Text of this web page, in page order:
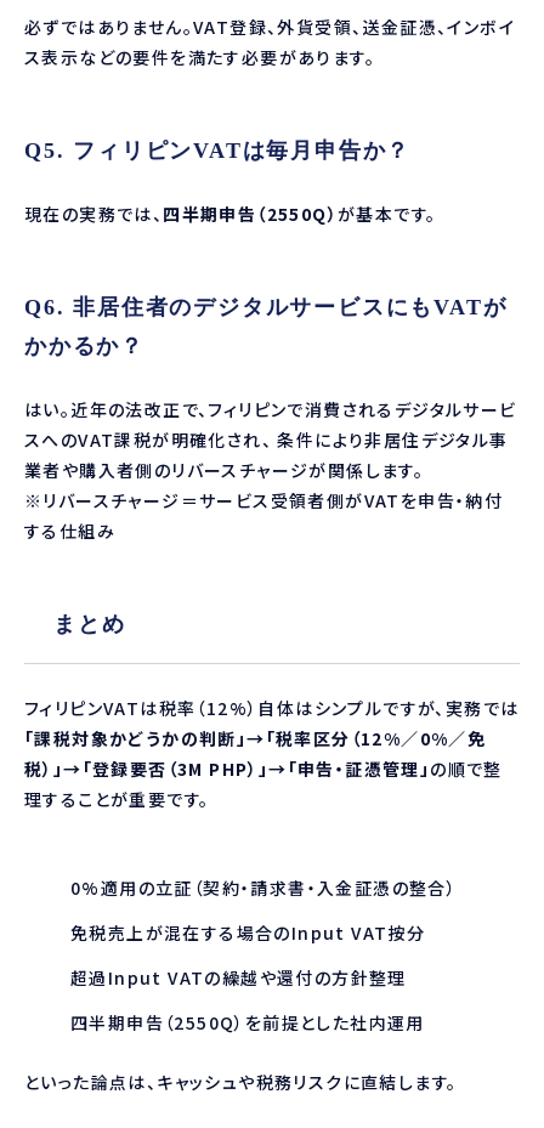
必ずではありません。VAT登録、外貨受領、送金証憑、インボイ
ス表示などの要件を満たす必要があります。
Q5. フィリピンVATは毎月申告か？
現在の実務では、 四半期申告（2550Q）が基本です。
Q6. 非居住者のデジタルサービスにもVATが
かかるか？
はい。近年の法改正で、フィリピンで消費されるデジタルサービ
スへのVAT課税が明確化され、 条件により非居住デジタル事
業者や購入者側のリバースチャージが関係します。
※リバースチャージ＝サービス受領者側がVATを申告・納付
する仕組み
まとめ
フィリピンVATは税率（12%）自体はシンプルですが、実務では
「課税対象かどうかの判断」→「税率区分（12%／0%／免
税）」→「登録要否（3M PHP）」→「申告・証憑管理」 の順で整
理することが重要です。
0%適用の立証（契約・請求書・入金証憑の整合）
免税売上が混在する場合のInput VAT按分
超過Input VATの繰越や還付の方針整理
四半期申告（2550Q）を前提とした社内運用
といった論点は、キャッシュや税務リスクに直結します。